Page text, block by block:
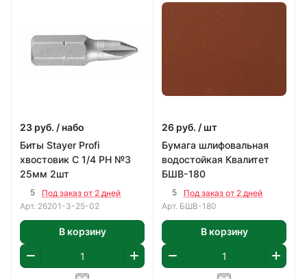
23 руб. / набо
Биты Stayer Profi
хвостовик C 1/4 PH №3
25мм 2шт
5
Под заказ от 2 дней
Арт. 26201-3-25-02
В корзину
26 руб. / шт
Бумага шлифовальная
водостойкая Квалитет
БШВ-180
5
Под заказ от 2 дней
Арт. БШВ-180
В корзину